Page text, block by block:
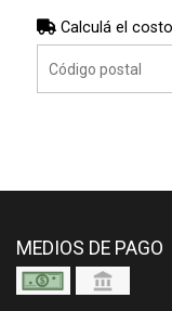
Calculá el
MEDIOS DE PAGO